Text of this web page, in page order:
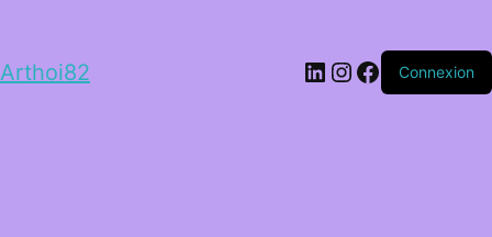
Arthoi82 LinkedIn
Instagram
Facebook
Connexion